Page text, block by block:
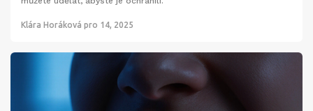
Klára Horáková pro 14, 2025